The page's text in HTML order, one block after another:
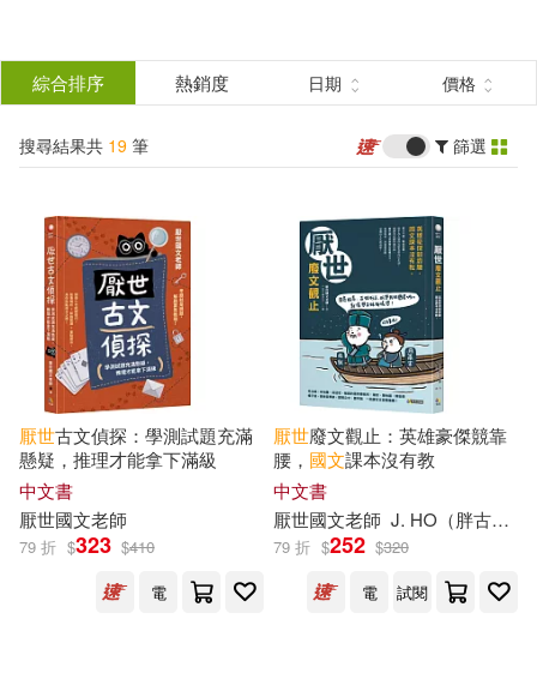
結
分類 (單選)
所有商品(19) 圖書(13)
電子書(6)
作者 (可複選)
厭世國文老師(19)
出版社 (可複選)
綜合排序 熱銷度 日期 價格
搜尋結果共 19 筆 篩選
厭世古文偵探：學測試題充滿
懸疑，推理才能拿下滿級
中文書
厭世國文老師
79 折 $323 $410
電
厭世廢文觀止：英雄豪傑競靠
腰， 國文課本沒有教
中文書
厭世國文老師 J. HO（胖古人）
79 折 $252 $320
電
試閱